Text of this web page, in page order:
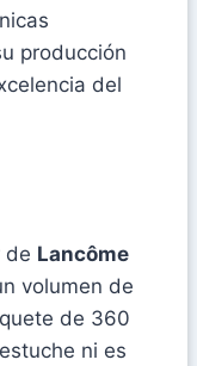
producción
del
de Lancôme
volumen de
de 360
ni es